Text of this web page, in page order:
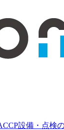
設備・点検